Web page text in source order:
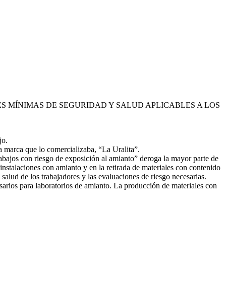
MÍNIMAS DE SEGURIDAD Y SALUD APLICABLES A LOS
que lo comercializaba, “La Uralita”.
con riesgo de exposición al amianto” deroga la mayor parte de
con amianto y en la retirada de materiales con contenido
de los trabajadores y las evaluaciones de riesgo necesarias.
para laboratorios de amianto. La producción de materiales con